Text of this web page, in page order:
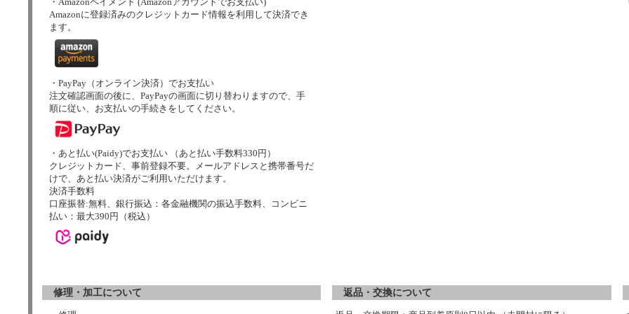
Amazonに登録済みのクレジットカード情報を利用して決済でき
ます。
・PayPay（オンライン決済）でお支払い
注文確認画面の後に、PayPayの画面に切り替わりますので、手
順に従い、お支払いの手続きをしてください。
・あと払い(Paidy)でお支払い （あと払い手数料330円）
クレジットカード、事前登録不要。メールアドレスと携帯番号だ
けで、あと払い決済がご利用いただけます。
決済手数料
口座振替:無料、銀行振込：各金融機関の振込手数料、コンビニ
払い：最大390円（税込）
修理・加工について 返品・交換について